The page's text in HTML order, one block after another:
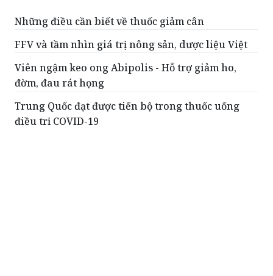
Những điều cần biết về thuốc giảm cân
FFV và tầm nhìn giá trị nông sản, dược liệu Việt
Viên ngậm keo ong Abipolis - Hỗ trợ giảm ho,
đờm, đau rát họng
Trung Quốc đạt được tiến bộ trong thuốc uống
điều trị COVID-19